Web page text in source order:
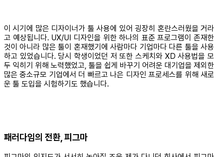
이 시기에 많은 디자이너가 툴 사용에 있어 굉장히 혼란스러웠을 거라
고 예상됩니다. UX/UI 디자인을 위한 하나의 표준 프로그램이 존재한
것이 아니라 많은 툴이 혼재했기에 사람마다 기업마다 다른 툴을 사용
하고 있었습니다. 당시 학생이었던 저 또한 스케치와 XD 사용법을 모
두 익히기 위해 노력했었고, 툴을 쉽게 바꾸기 어려운 대기업을 제외한
많은 중소규모 기업에서 더 빠르고 나은 디자인 프로세스를 위해 새로
운 툴 도입을 시험하기도 했습니다.
패러다임의 전환, 피그마